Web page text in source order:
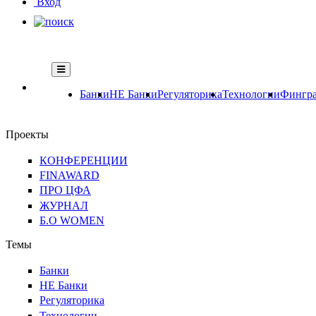
БанкиНЕ БанкиРегуляторикаТехнологии
Проекты
КОНФЕРЕНЦИИ
FINAWARD
ПРО ЦФА
ЖУРНАЛ
Б.О WOMEN
Темы
Банки
НЕ Банки
Регуляторика